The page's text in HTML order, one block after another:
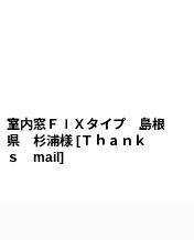
室内窓ＦＩＸタイプ 島根
県 杉浦様 [Ｔｈａｎｋ
ｓ mail ]